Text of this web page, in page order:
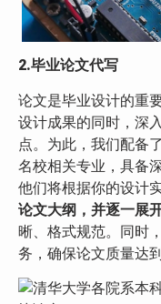
2.毕业论文代写
论文是毕业设计的重
设计成果的同时，深
点。为此，我们配备
名校相关专业，具备
他们将根据你的设计
论文大纲，并逐一展
晰、格式规范。同时
务，确保论文质量达